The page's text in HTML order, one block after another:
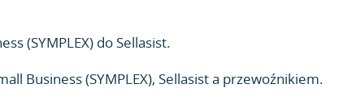
(SYMPLEX) do Sellasist.
Business (SYMPLEX), Sellasist a przewoźnikiem.